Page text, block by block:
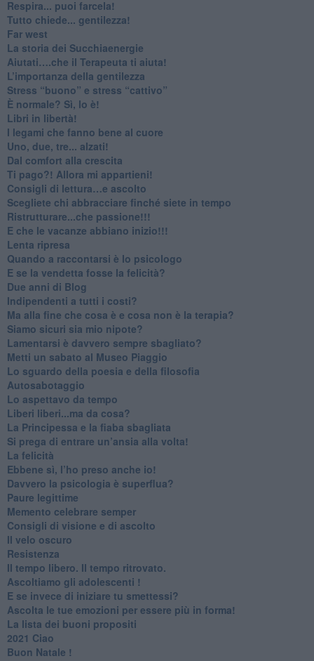
​Respira... puoi farcela!
​Tutto chiede... gentilezza!
​Far west
​La storia dei Succhiaenergie
​Aiutati….che il Terapeuta ti aiuta!
​L’importanza della gentilezza
​Stress “buono” e stress “cattivo”
​È normale? Sì, lo è!
​Libri in libertà!
​I legami che fanno bene al cuore
Uno, due, tre... alzati!​
​Dal comfort alla crescita
​Ti pago?! Allora mi appartieni!​
​Consigli di lettura…e ascolto
​Scegliete chi abbracciare finché siete in tempo
​Ristrutturare...che passione!!!
​E che le vacanze abbiano inizio!!!
​Lenta ripresa
​Quando a raccontarsi è lo psicologo
​E se la vendetta fosse la felicità?
​Due anni di Blog
​Indipendenti a tutti i costi?
​Ma alla fine che cosa è e cosa non è la terapia?
​Siamo sicuri sia mio nipote?
​Lamentarsi è davvero sempre sbagliato?
​Metti un sabato al Museo Piaggio
​Lo sguardo della poesia e della filosofia
Autosabotaggio
​Lo aspettavo da tempo
​Liberi liberi...ma da cosa?
​La Principessa e la fiaba sbagliata
Si prega di entrare un’ansia alla volta!
​La felicità
​Ebbene sì, l’ho preso anche io!
​Davvero la psicologia è superflua?
Paure legittime
​Memento celebrare semper
​Consigli di visione e di ascolto
​Il velo oscuro
Resistenza
​Il tempo libero. Il tempo ritrovato.
Ascoltiamo gli adolescenti !
​E se invece di iniziare tu smettessi?
​Ascolta le tue emozioni per essere più in forma!
​La lista dei buoni propositi
2021 Ciao
Buon Natale !